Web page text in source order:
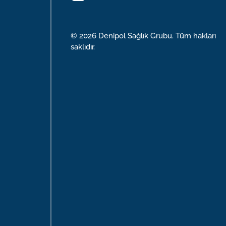
Uzm. Dr. Mehmet AYDINLI
© 2026 Denipol Sağlık Grubu. Tüm hakları
saklıdır.